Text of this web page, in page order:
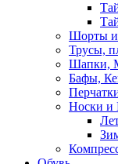
Шорты
Трусы,
Шапки,
Бафы,
Носки и